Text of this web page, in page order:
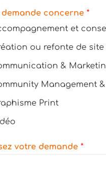
demande concerne *
et
ou refonte de
&
Management
Print
votre demande *